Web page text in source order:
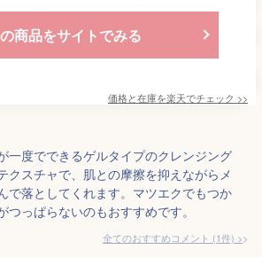
商品をサイトでみる
価格と在庫を楽天でチェック >>
一度でできるゲルタイプのクレンジング
クスチャで、肌との摩擦を抑えながらメ
で落としてくれます。マツエクでもつか
つっぱらないのもおすすめです。
全てのおすすめコメント (1件) >